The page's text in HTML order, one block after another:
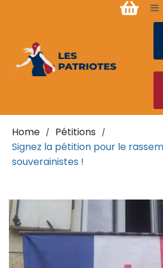
Home / Pétitions /
Signez la pétition pour le
souverainistes !